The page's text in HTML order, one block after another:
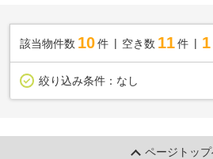
該当物件数 10件 空き数 11 件
絞り込み条件： なし
ページトッ